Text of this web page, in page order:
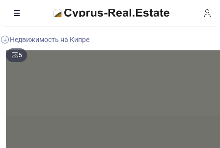
Недвижимость на Кипре
5